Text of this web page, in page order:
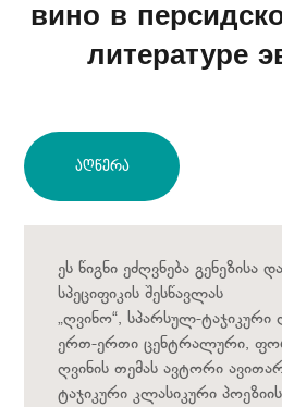
вино в
литературе
Აღწერა
ეს წიგნი ეძღვნება გენეზისა
სპეციფიკის შესწავლას
„ღვინო“, სპარსულ-
ერთ-ერთი ცენტრალური,
ღვინის თემას ავტორი
ტაჯიკური კლასიკური